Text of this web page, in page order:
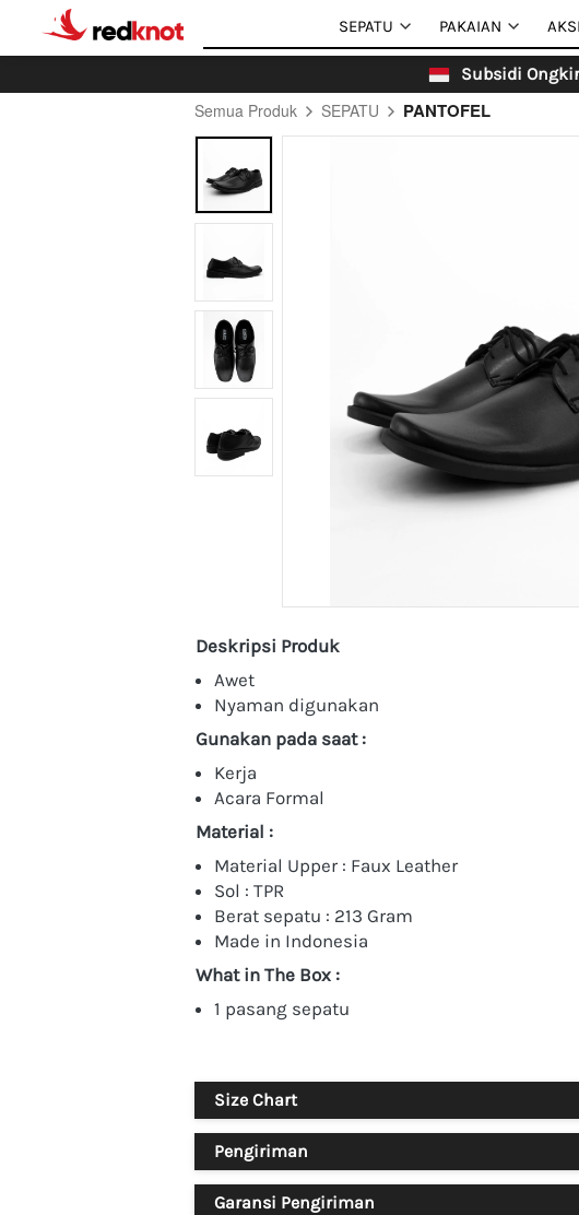
SEPATU PAKAIAN
SEPATU PAKAIAN
Subsidi
Semua Produk SEPATU PANTOFEL
Deskripsi Produk
Awet
Nyaman digunakan
Gunakan pada saat :
Kerja
Acara Formal
Material :
Material Upper : Faux Leather
Sol : TPR
Berat sepatu : 213 Gram
Made in Indonesia
What in The Box :
1 pasang sepatu
Size Chart
Pengiriman
Garansi Pengiriman